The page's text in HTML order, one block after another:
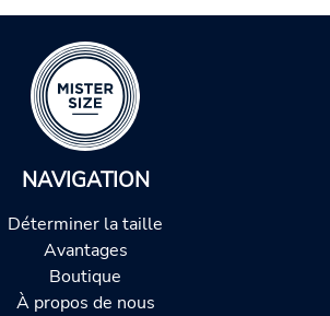
NAVIGATION
Déterminer la taille
Avantages
Boutique
À propos de nous